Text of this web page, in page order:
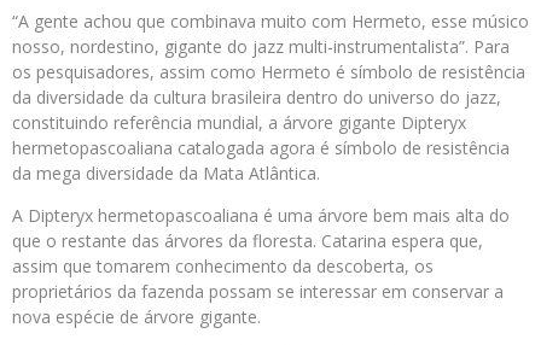
“A gente achou que combinava muito com Hermeto, esse músico
nosso, nordestino, gigante do jazz multi-instrumentalista”. Para
os pesquisadores, assim como Hermeto é símbolo de resistência
da diversidade da cultura brasileira dentro do universo do jazz,
constituindo referência mundial, a árvore gigante Dipteryx
hermetopascoaliana catalogada agora é símbolo de resistência
da mega diversidade da Mata Atlântica.
A Dipteryx hermetopascoaliana é uma árvore bem mais alta do
que o restante das árvores da floresta. Catarina espera que,
assim que tomarem conhecimento da descoberta, os
proprietários da fazenda possam se interessar em conservar a
nova espécie de árvore gigante.